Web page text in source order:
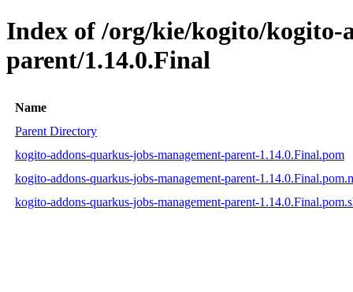
Index of /org/kie/kogito/kogito-
parent/1.14.0.Final
Name
Parent Directory
kogito-addons-quarkus-jobs-management-parent-1.14.0.Final.pom
kogito-addons-quarkus-jobs-management-parent-
kogito-addons-quarkus-jobs-management-parent-